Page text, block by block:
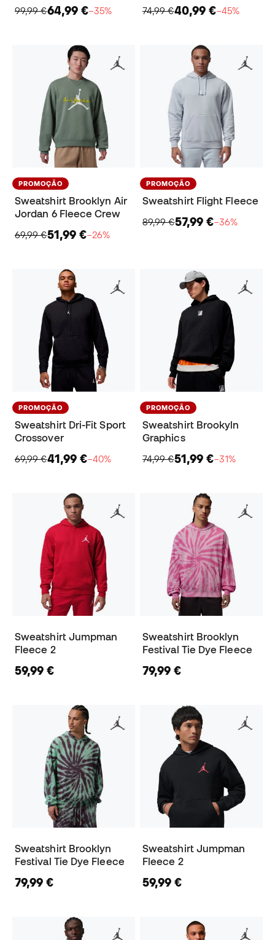
99,99 €64,99 €−35% 74,99 €40,99 €−45%
PROMOÇÃO
Sweatshirt Brooklyn Air
Jordan 6 Fleece Crew
69,99 €51,99 €−26%
PROMOÇÃO
Sweatshirt Flight Fleece
89,99 €57,99 €−36%
PROMOÇÃO
Sweatshirt Dri-Fit Sport
Crossover
69,99 €41,99 €−40%
PROMOÇÃO
Sweatshirt Brookyln
Graphics
74,99 €51,99 €−31%
Sweatshirt Jumpman
Fleece 2
59,99 €
Sweatshirt Brooklyn
Festival Tie Dye Fleece
79,99 €
Sweatshirt Brooklyn
Festival Tie Dye Fleece
79,99 €
Sweatshirt Jumpman
Fleece 2
59,99 €